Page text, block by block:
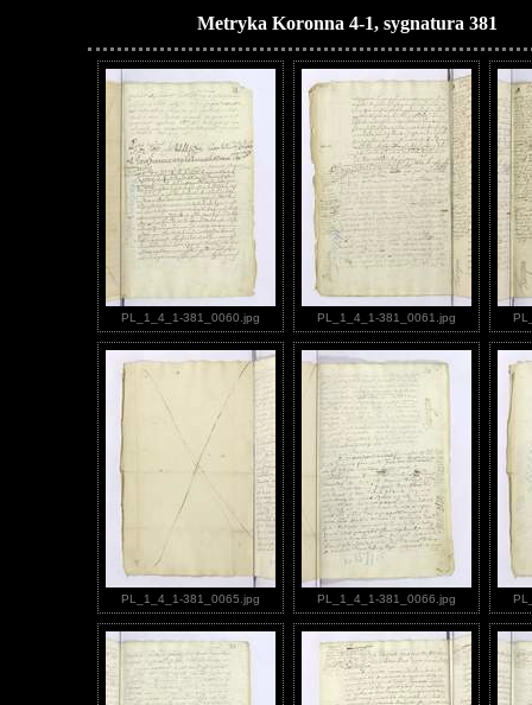
Metryka Koronna 4-1, sygnatura 381
PL_1_4_1-381_0060.jpg PL_1_4_1-381_0061.jpg
PL_1_4_1-381_0065.jpg PL_1_4_1-381_0066.jpg